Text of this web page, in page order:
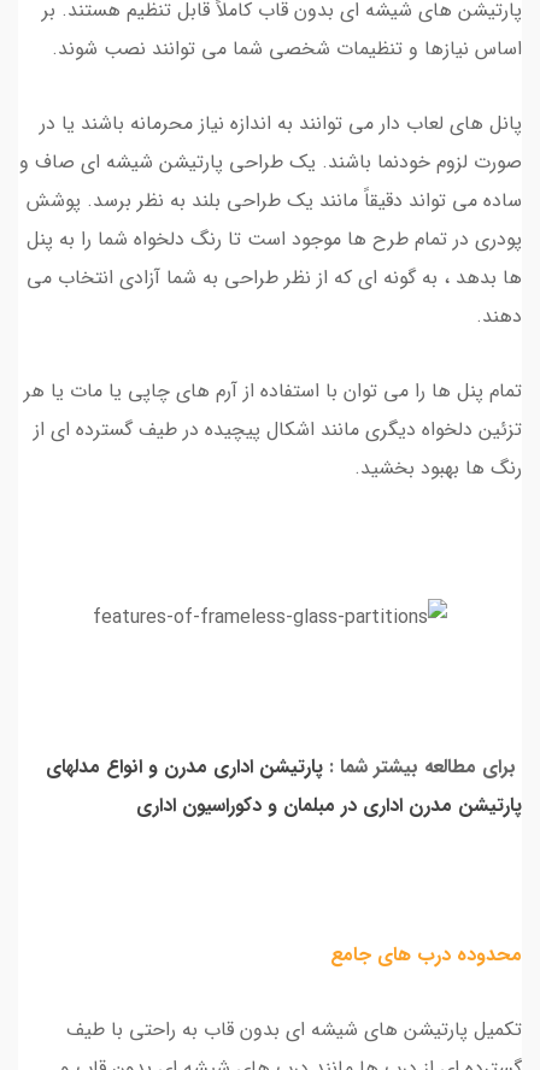
پارتیشن های شیشه ای بدون قاب کاملاً قابل تنظیم هستند. بر
اساس نیازها و تنظیمات شخصی شما می توانند نصب شوند.
پانل های لعاب دار می توانند به اندازه نیاز محرمانه باشند یا در
صورت لزوم خودنما باشند. یک طراحی پارتیشن شیشه ای صاف و
ساده می تواند دقیقاً مانند یک طراحی بلند به نظر برسد. پوشش
پودری در تمام طرح ها موجود است تا رنگ دلخواه شما را به پنل
ها بدهد ، به گونه ای که از نظر طراحی به شما آزادی انتخاب می
دهند.
تمام پنل ها را می توان با استفاده از آرم های چاپی یا مات یا هر
تزئین دلخواه دیگری مانند اشکال پیچیده در طیف گسترده ای از
رنگ ها بهبود بخشید.
برای مطالعه بیشتر شما : پارتیشن اداری مدرن و انواع مدلهای
پارتیشن مدرن اداری در مبلمان و دکوراسیون اداری
محدوده درب های جامع
تکمیل پارتیشن های شیشه ای بدون قاب به راحتی با طیف